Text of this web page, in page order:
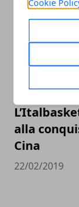
Cookie
alla
Cina
22/02/2019